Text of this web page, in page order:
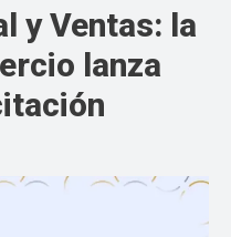
y Ventas: la
lanza